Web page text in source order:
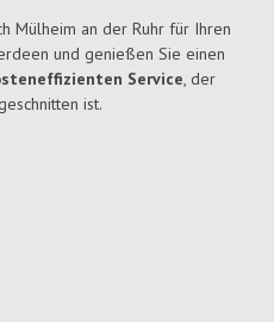
Mülheim an der Ruhr für Ihren
und genießen Sie einen
Service, der
ist.